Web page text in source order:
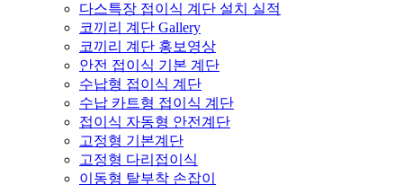
다스특장 접이식 계단 설치 실적
코끼리 계단 Gallery
코끼리 계단 홍보영상
안전 접이식 기본 계단
수납형 접이식 계단
수납 카트형 접이식 계단
접이식 자동형 안전계단
고정형 기본계단
고정형 다리접이식
이동형 탈부착 손잡이